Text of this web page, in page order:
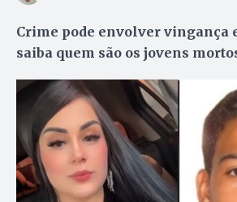
Crime pode envolver vingança
saiba quem são os jovens